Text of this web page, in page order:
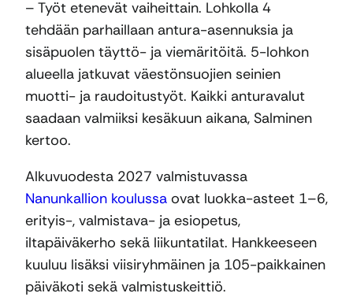
– Työt etenevät vaiheittain. Lohkolla 4
tehdään parhaillaan antura-asennuksia ja
sisäpuolen täyttö- ja viemäritöitä. 5-lohkon
alueella jatkuvat väestönsuojien seinien
muotti- ja raudoitustyöt. Kaikki anturavalut
saadaan valmiiksi kesäkuun aikana, Salminen
kertoo.
Alkuvuodesta 2027 valmistuvassa
Nanunkallion koulussa ovat luokka-asteet 1–6,
erityis-, valmistava- ja esiopetus,
iltapäiväkerho sekä liikuntatilat. Hankkeeseen
kuuluu lisäksi viisiryhmäinen ja 105-paikkainen
päiväkoti sekä valmistuskeittiö.